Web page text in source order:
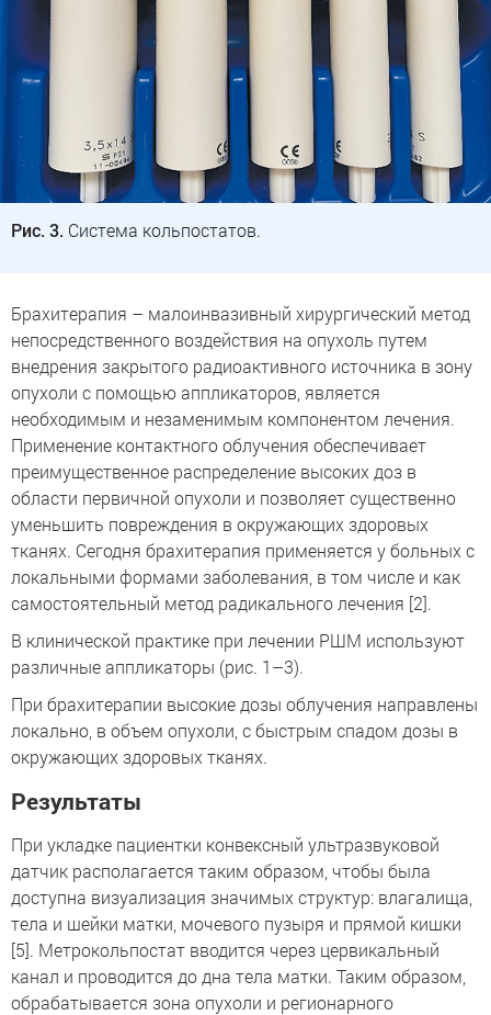
Рис. 3. Система кольпостатов.
Брахитерапия – малоинвазивный хирургический метод
непосредственного воздействия на опухоль путем
внедрения закрытого радиоактивного источника в зону
опухоли с помощью аппликаторов, является
необходимым и незаменимым компонентом лечения.
Применение контактного облучения обеспечивает
преимущественное распределение высоких доз в
области первичной опухоли и позволяет существенно
уменьшить повреждения в окружающих здоровых
тканях. Сегодня брахитерапия применяется у больных с
локальными формами заболевания, в том числе и как
самостоятельный метод радикального лечения [2].
В клинической практике при лечении РШМ используют
различные аппликаторы (рис. 1–3).
При брахитерапии высокие дозы облучения направлены
локально, в объем опухоли, с быстрым спадом дозы в
окружающих здоровых тканях.
Результаты
При укладке пациентки конвексный ультразвуковой
датчик располагается таким образом, чтобы была
доступна визуализация значимых структур: влагалища,
тела и шейки матки, мочевого пузыря и прямой кишки
[5]. Метрокольпостат вводится через цервикальный
канал и проводится до дна тела матки. Таким образом,
обрабатывается зона опухоли и регионарного